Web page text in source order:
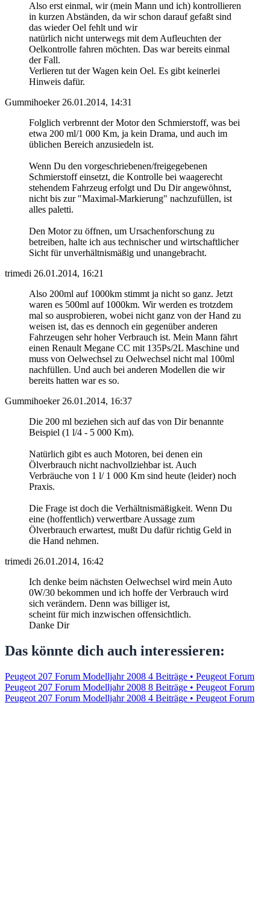
Also erst einmal, wir (mein Mann und ich) kontrollieren
in kurzen Abständen, da wir schon darauf gefaßt sind
das wieder Oel fehlt und wir
natürlich nicht unterwegs mit dem Aufleuchten der
Oelkontrolle fahren möchten. Das war bereits einmal
der Fall.
Verlieren tut der Wagen kein Oel. Es gibt keinerlei
Hinweis dafür.
Gummihoeker 26.01.2014, 14:31
Folglich verbrennt der Motor den Schmierstoff, was bei
etwa 200 ml/1 000 Km, ja kein Drama, und auch im
üblichen Bereich anzusiedeln ist.
Wenn Du den vorgeschriebenen/freigegebenen
Schmierstoff einsetzt, die Kontrolle bei waagerecht
stehendem Fahrzeug erfolgt und Du Dir angewöhnst,
nicht bis zur "Maximal-Markierung" nachzufüllen, ist
alles paletti.
Den Motor zu öffnen, um Ursachenforschung zu
betreiben, halte ich aus technischer und wirtschaftlicher
Sicht für unverhältnismäßig und unangebracht.
trimedi 26.01.2014, 16:21
Also 200ml auf 1000km stimmt ja nicht so ganz. Jetzt
waren es 500ml auf 1000km. Wir werden es trotzdem
mal so ausprobieren, wobei nicht ganz von der Hand zu
weisen ist, das es dennoch ein gegenüber anderen
Fahrzeugen sehr hoher Verbrauch ist. Mein Mann fährt
einen Renault Megane CC mit 135Ps/2L Maschine und
muss von Oelwechsel zu Oelwechsel nicht mal 100ml
nachfüllen. Und auch bei anderen Modellen die wir
bereits hatten war es so.
Gummihoeker 26.01.2014, 16:37
Die 200 ml beziehen sich auf das von Dir benannte
Beispiel (1 l/4 - 5 000 Km).
Natürlich gibt es auch Motoren, bei denen ein
Ölverbrauch nicht nachvollziehbar ist. Auch
Verbräuche von 1 l/ 1 000 Km sind heute (leider) noch
Praxis.
Die Frage ist doch die Verhältnismäßigkeit. Wenn Du
eine (hoffentlich) verwertbare Aussage zum
Ölverbrauch erwartest, mußt Du dafür richtig Geld in
die Hand nehmen.
trimedi 26.01.2014, 16:42
Ich denke beim nächsten Oelwechsel wird mein Auto
0W/30 bekommen und ich hoffe der Verbrauch wird
sich verändern. Denn was billiger ist,
scheint für mich inzwischen offensichtlich.
Danke Dir
Das könnte dich auch interessieren:
Peugeot 207 Forum Modelljahr 2008 4 Beiträge • Peugeot Forum
Peugeot 207 Forum Modelljahr 2008 8 Beiträge • Peugeot Forum
Peugeot 207 Forum Modelljahr 2008 4 Beiträge • Peugeot Forum